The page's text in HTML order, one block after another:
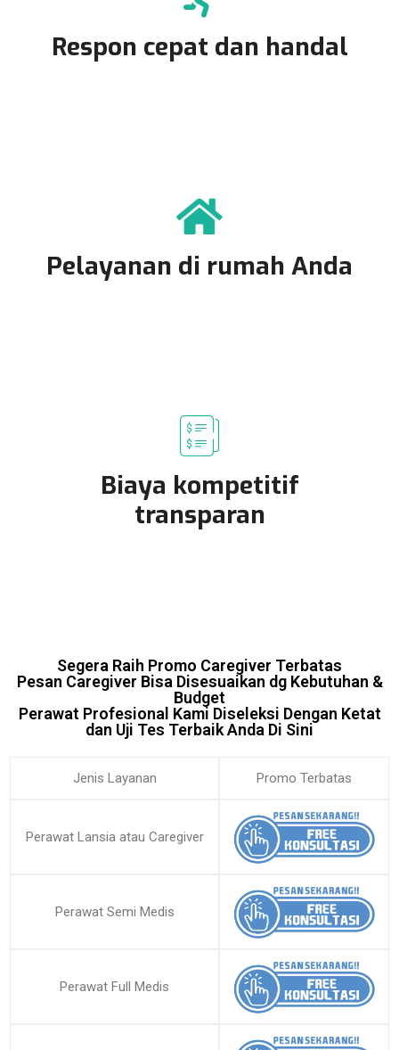
Respon cepat dan handal
Pelayanan di rumah Anda
Biaya kompetitif
transparan
Segera Raih Promo Caregiver Terbatas
Pesan Caregiver Bisa Disesuaikan dg Kebutuhan &
Budget
Perawat Profesional Kami Diseleksi Dengan Ketat
dan Uji Tes Terbaik Anda Di Sini
Jenis Layanan Promo Terbatas
Perawat Lansia atau Caregiver
Perawat Semi Medis
Perawat Full Medis